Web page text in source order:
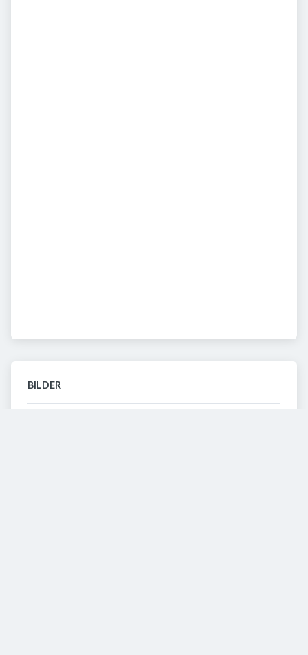
BILDER